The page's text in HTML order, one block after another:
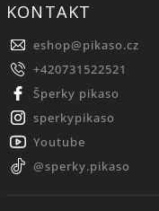
KONTAKT
eshop@pikaso.cz
+420731522521
Šperky pikaso
sperkypikaso
Youtube
@sperky.pikaso